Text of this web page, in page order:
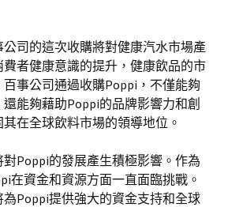
司的這次收購將對健康汽水市場產
者健康意識的提升，健康飲品的市
事公司通過收購Poppi，不僅能夠
能夠藉助Poppi的品牌影響力和創
在全球飲料市場的領導地位。
Poppi的發展產生積極影響。作為
在資金和資源方面一直面臨挑戰。
Poppi提供強大的資金支持和全球